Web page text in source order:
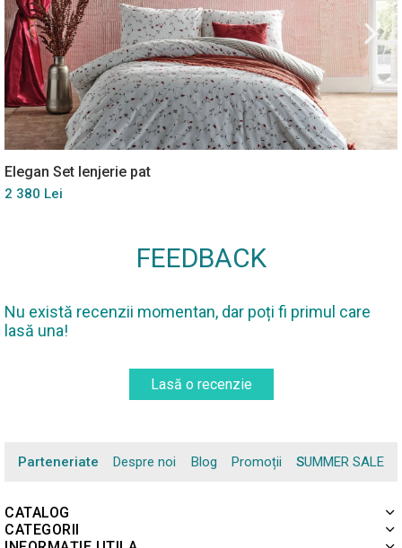
Elegan Set lenjerie pat
2 380 Lei
FEEDBACK
Nu există recenzii momentan, dar poți fi primul care
lasă una!
Lasă o recenzie
Parteneriate Despre noi Blog Promoții SUMMER SALE
CATALOG
CATEGORII